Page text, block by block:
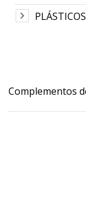
PLÁSTICOS
Complementos